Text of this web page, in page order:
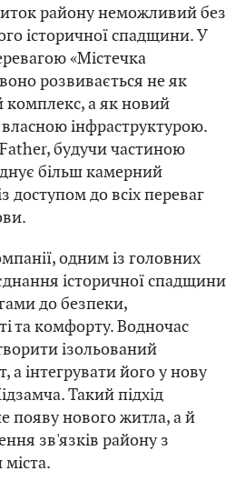
району неможливий без
історичної спадщини. У
«Містечка
розвивається не як
а як новий
власною інфраструктурою.
будучи частиною
більш камерний
доступом до всіх переваг
одним із головних
історичної спадщини
до безпеки,
та комфорту. Водночас
ізольований
а інтегрувати його у нову
Такий підхід
появу нового житла, а й
зв'язків району з